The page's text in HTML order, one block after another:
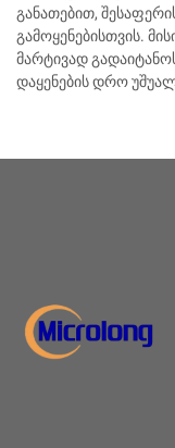
განათებით,
გამოყენებისთვის.
მარტივად
დაყენების დრო